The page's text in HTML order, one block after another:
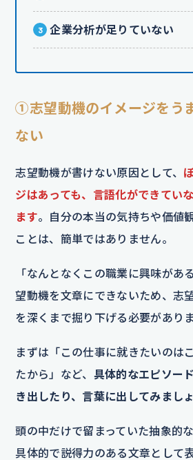
企業分析が足りていない
①志望動機のイメージをう
ない
志望動機が書けない原因として、
ジはあっても、言語化ができてい
ます。自分の本当の気持ちや価値
ことは、簡単ではありません。
「なんとなくこの職業に興味があ
望動機を文章にできないため、志
を深くまで掘り下げる必要がありま
まずは「この仕事に就きたいのは
たから」など、 具体的なエピソー
き出したり、言葉に出してみましょ
頭の中だけで留まっていた抽象的
具体的で説得力のある文章として